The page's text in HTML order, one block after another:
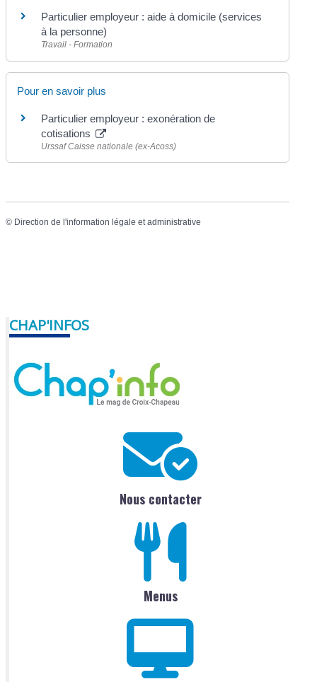
Particulier employeur : aide à domicile (services
à la personne)
Travail - Formation
Pour en savoir plus
Particulier employeur : exonération de
cotisations
Urssaf Caisse nationale (ex-Acoss)
© Direction de l'information légale et administrative
CHAP'INFOS
Nous contacter
Menus